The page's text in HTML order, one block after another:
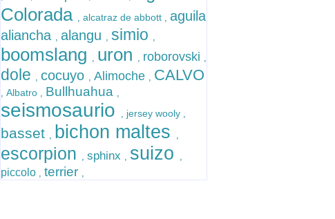
Colorada , alcatraz de abbott , aguila
aliancha , alangu , simio ,
boomslang , uron , roborovski ,
dole , cocuyo , Alimoche , CALVO
, Albatro , Bullhuahua ,
seismosaurio , jersey wooly ,
basset , bichon maltes ,
escorpion , sphinx , suizo ,
piccolo , terrier ,